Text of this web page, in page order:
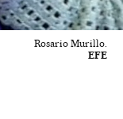
Rosario Murillo.
EFE